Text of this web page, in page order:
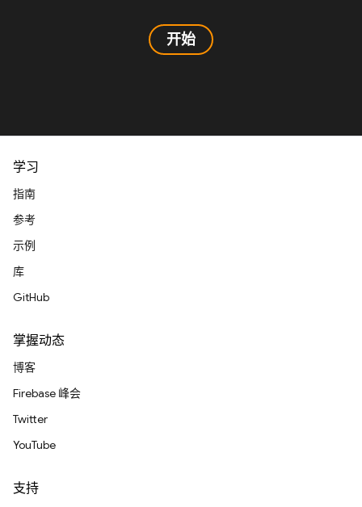
开始
学习
指南
参考
示例
库
GitHub
掌握动态
博客
Firebase 峰会
Twitter
YouTube
支持